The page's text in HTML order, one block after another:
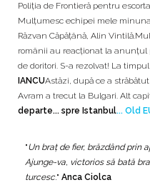
Poliția de Frontieră pentru
Mulțumesc echipei mele
Răzvan Căpățână, Alin
românii au reacționat la anunțul
de doritori. S-a rezolvat! La
IANCUAstăzi, după ce a
Avram a trecut la Bulgari. Alt
departe... spre Istanbul... Old
"Un braț de fier, brăzdând prin
Ajunge-va, victorios să bată
turcesc." Anca Ciolca